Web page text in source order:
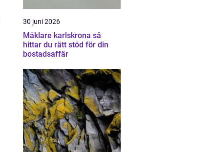
30 juni 2026
Mäklare karlskrona så
hittar du rätt stöd för din
bostadsaffär